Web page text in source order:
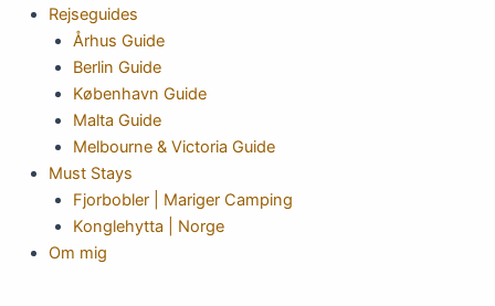
Rejseguides
Århus Guide
Berlin Guide
København Guide
Malta Guide
Melbourne & Victoria Guide
Must Stays
Fjorbobler | Mariger Camping
Konglehytta | Norge
Om mig